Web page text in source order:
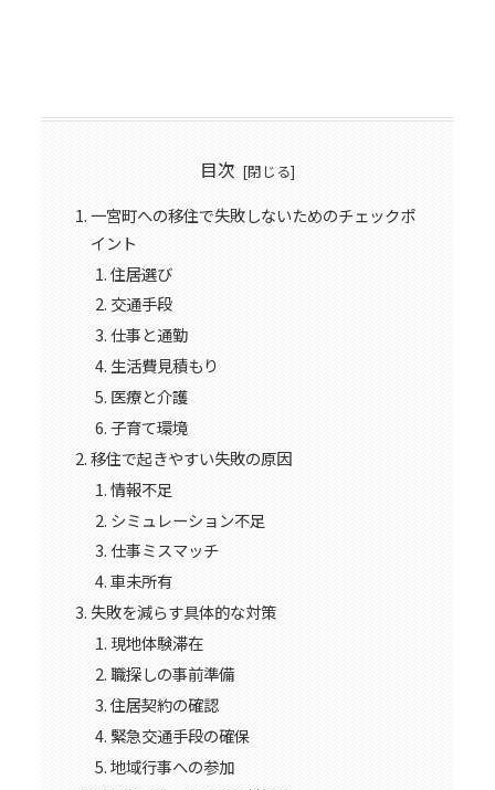
目次
一宮町への移住で失敗しないためのチェックポ
イント
住居選び
交通手段
仕事と通勤
生活費見積もり
医療と介護
子育て環境
移住で起きやすい失敗の原因
情報不足
シミュレーション不足
仕事ミスマッチ
車未所有
失敗を減らす具体的な対策
現地体験滞在
職探しの事前準備
住居契約の確認
緊急交通手段の確保
地域行事への参加